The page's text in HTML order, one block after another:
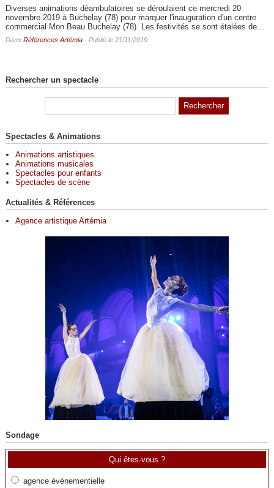
Diverses animations déambulatoires se déroulaient ce mercredi 20
novembre 2019 à Buchelay (78) pour marquer l'inauguration d'un centre
commercial Mon Beau Buchelay (78). Les festivités se sont étalées de...
Dans Références Artémia- Publié le 21/11/2019
Rechercher un spectacle
Spectacles & Animations
Animations artistiques
Animations musicales
Spectacles pour enfants
Spectacles de scène
Actualités & Références
Agence artistique Artémia
Sondage
Qui êtes-vous ?
agence évènementielle